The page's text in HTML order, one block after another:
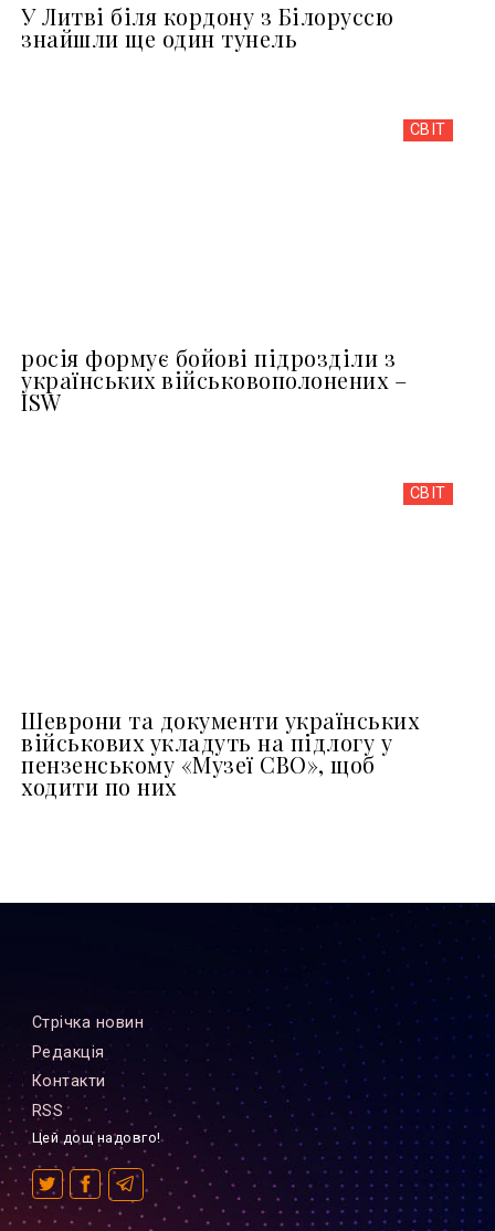
У Литві біля кордону з Білоруссю
знайшли ще один тунель
СВІТ
росія формує бойові підрозділи з
українських військовополонених –
ISW
СВІТ
Шеврони та документи українських
військових укладуть на підлогу у
пензенському «Музеї СВО», щоб
ходити по них
Стрiчка новин
Редакцiя
Контакти
RSS
Цей дощ надовго!